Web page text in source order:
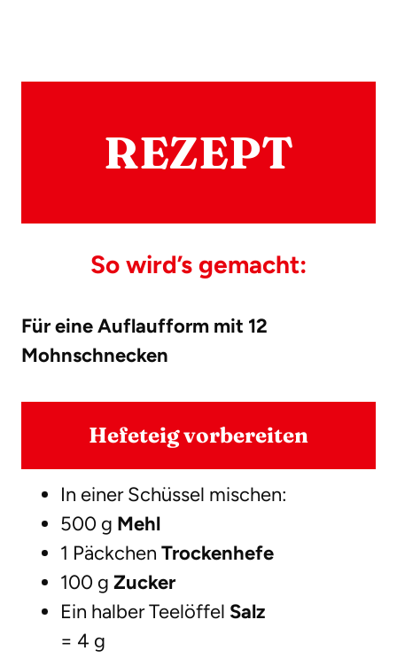
REZEPT
So wird’s gemacht:
Für eine Auflaufform mit 12
Mohnschnecken
Hefeteig vorbereiten
In einer Schüssel mischen:
500 g Mehl
1 Päckchen Trockenhefe
100 g Zucker
Ein halber Teelöffel Salz
= 4 g